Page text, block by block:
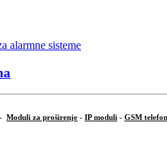
- Moduli za proširenje - IP moduli - GSM